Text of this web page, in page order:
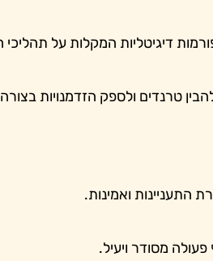
דיגיטליות המקלות על תהליכי
טרנדים ולספק הזדמנויות
ואמינות.
מסודר ויעיל.